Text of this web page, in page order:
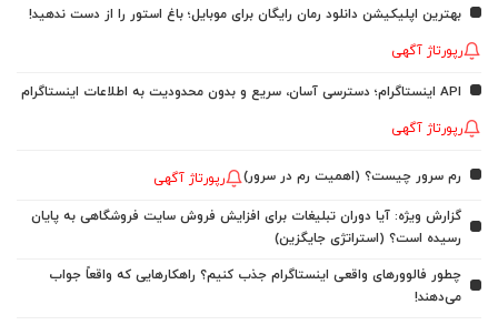
بهترین اپلیکیشن دانلود رمان رایگان برای موبایل؛ باغ استور را از دست ندهید!
رپورتاژ آگهی
API اینستاگرام؛ دسترسی آسان، سریع و بدون محدودیت به اطلاعات اینستاگرام
رپورتاژ آگهی
رم سرور چیست؟ (اهمیت رم در سرور) رپورتاژ آگهی
گزارش ویژه: آیا دوران تبلیغات برای افزایش فروش سایت فروشگاهی به پایان
رسیده است؟ (استراتژی جایگزین)
چطور فالوورهای واقعی اینستاگرام جذب کنیم؟ راهکارهایی که واقعاً جواب
می‌دهند!